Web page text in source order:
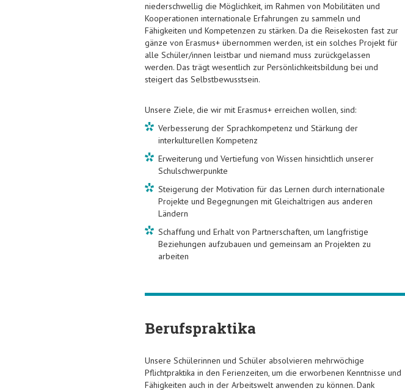
niederschwellig die Möglichkeit, im Rahmen von Mobilitäten und
Kooperationen internationale Erfahrungen zu sammeln und
Fähigkeiten und Kompetenzen zu stärken. Da die Reisekosten fast zur
gänze von Erasmus+ übernommen werden, ist ein solches Projekt für
alle Schüler/innen leistbar und niemand muss zurückgelassen
werden. Das trägt wesentlich zur Persönlichkeitsbildung bei und
steigert das Selbstbewusstsein.
Unsere Ziele, die wir mit Erasmus+ erreichen wollen, sind:
Verbesserung der Sprachkompetenz und Stärkung der
interkulturellen Kompetenz
Erweiterung und Vertiefung von Wissen hinsichtlich unserer
Schulschwerpunkte
Steigerung der Motivation für das Lernen durch internationale
Projekte und Begegnungen mit Gleichaltrigen aus anderen
Ländern
Schaffung und Erhalt von Partnerschaften, um langfristige
Beziehungen aufzubauen und gemeinsam an Projekten zu
arbeiten
Berufspraktika
Unsere Schülerinnen und Schüler absolvieren mehrwöchige
Pflichtpraktika in den Ferienzeiten, um die erworbenen Kenntnisse und
Fähigkeiten auch in der Arbeitswelt anwenden zu können. Dank